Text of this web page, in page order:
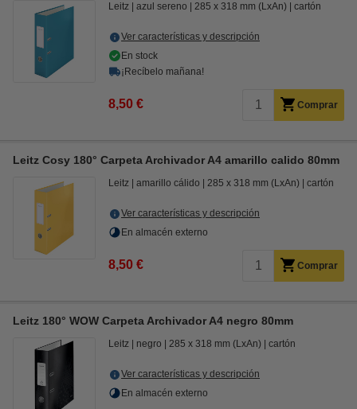
Leitz azul sereno 285 x 318 mm (LxAn) cartón
Ver características y descripción
En stock
¡Recíbelo mañana!
8,50 € Comprar
Leitz Cosy 180° Carpeta Archivador A4 amarillo calido 80mm
Leitz amarillo cálido 285 x 318 mm (LxAn) cartón
Ver características y descripción
En almacén externo
8,50 € Comprar
Leitz 180° WOW Carpeta Archivador A4 negro 80mm
Leitz negro 285 x 318 mm (LxAn) cartón
Ver características y descripción
En almacén externo